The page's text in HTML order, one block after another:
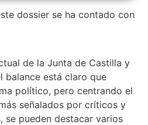
dossier se ha contado con
de la Junta de Castilla y
balance está claro que
político, pero centrando el
señalados por críticos y
se pueden destacar varios